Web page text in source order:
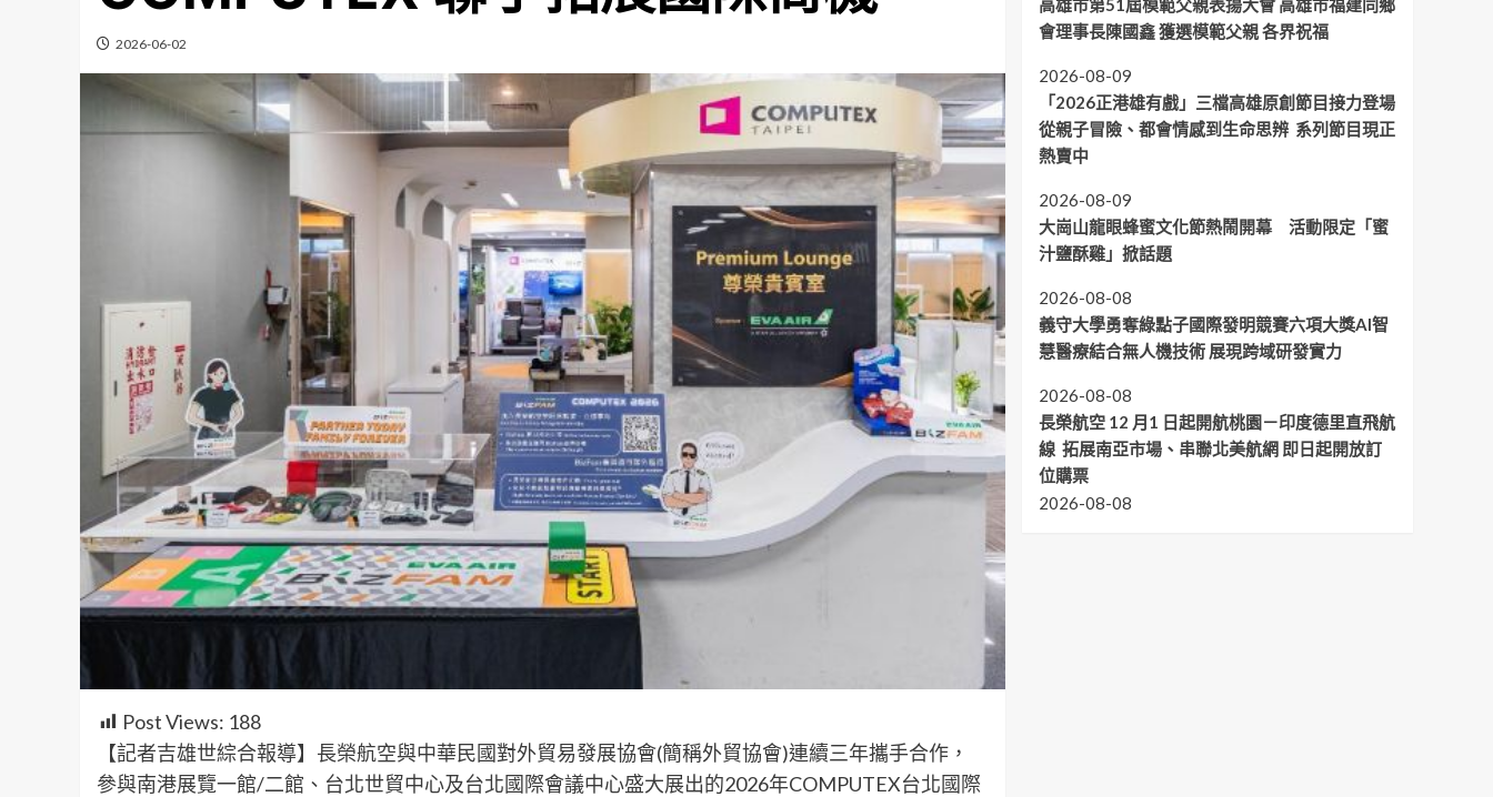
2026-06-02
Post Views: 188
【記者吉雄世綜合報導】長榮航空與中華民國對外貿易發展協會(簡稱外貿協會)連續三年攜手合作，
參與南港展覽一館/二館、台北世貿中心及台北國際會議中心盛大展出的2026年COMPUTEX台北國際
高雄市第51屆模範父親表揚大會 高雄市福建同鄉
會理事長陳國鑫 獲選模範父親 各界祝福
2026-08-09
「2026正港雄有戲」三檔高雄原創節目接力登場
從親子冒險、都會情感到生命思辨 系列節目現正
熱賣中
2026-08-09
大崗山龍眼蜂蜜文化節熱鬧開幕 活動限定「蜜
汁鹽酥雞」掀話題
2026-08-08
義守大學勇奪綠點子國際發明競賽六項大獎AI智
慧醫療結合無人機技術 展現跨域研發實力
2026-08-08
長榮航空 12 月1 日起開航桃園－印度德里直飛航
線 拓展南亞市場、串聯北美航網 即日起開放訂
位購票
2026-08-08